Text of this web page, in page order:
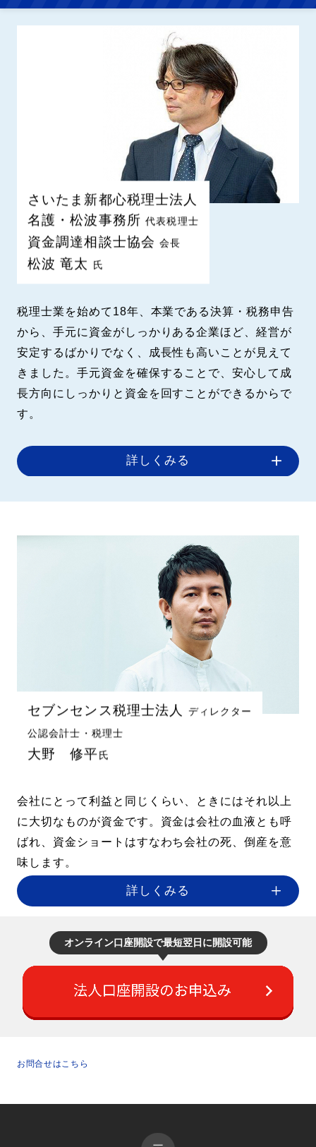
さいたま新都心税理士法人
名護・松波事務所代表税理士
資金調達相談士協会会長
松波 竜太 氏
税理士業を始めて18年、本業である決算・税務申告
から、手元に資金がしっかりある企業ほど、経営が
安定するばかりでなく、成長性も高いことが見えて
きました。 手元資金を確保することで、安心して成
長方向にしっかりと資金を回すことができるからで
す。
詳しくみる
セブンセンス税理士法人
ディレクター
公認会計士・税理士
大野 修平氏
会社にとって利益と同じくらい、ときにはそれ以上
に大切なものが資金です。 資金は会社の血液とも呼
ばれ、資金ショートはすなわち会社の死、倒産を意
味します。
詳しくみる
オンライン口座開設で最短翌日に開設可能
お問合せはこちら